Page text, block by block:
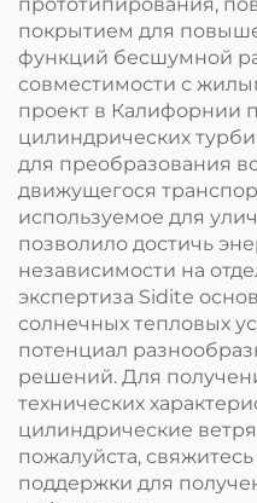
покрытием для
функций бесшумной
совместимости с
проект в Калифорнии
цилиндрических
для преобразования
движущегося
используемое для
позволило достичь
независимости на
экспертиза Sidite
солнечных тепловых
потенциал
решений. Для
технических
цилиндрические
пожалуйста,
поддержки для